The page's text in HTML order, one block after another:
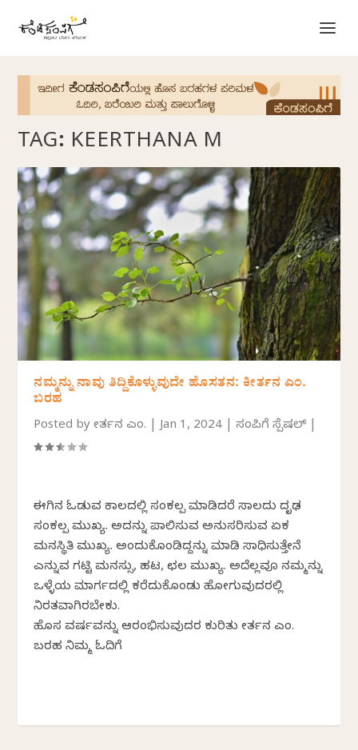
TAG: KEERTHANA M
ನಮ್ಮನ್ನು ನಾವು ತಿದ್ದಿಕೊಳ್ಳುವುದೇ ಹೊಸತನ: ಕೀರ್ತನ ಎಂ.
ಬರಹ
Posted byಕೀರ್ತನ ಎಂ. |Jan 1, 2024 |ಸಂಪಿಗೆ ಸ್ಪೆಷಲ್|
ಈಗಿನ ಓಡುವ ಕಾಲದಲ್ಲಿ ಸಂಕಲ್ಪ ಮಾಡಿದರೆ ಸಾಲದು ದೃಢ
ಸಂಕಲ್ಪ ಮುಖ್ಯ. ಅದನ್ನು ಪಾಲಿಸುವ ಅನುಸರಿಸುವ ಏಕ
ಮನಸ್ಥಿತಿ ಮುಖ್ಯ. ಅಂದುಕೊಂಡಿದ್ದನ್ನು ಮಾಡಿ ಸಾಧಿಸುತ್ತೇನೆ
ಎನ್ನುವ ಗಟ್ಟಿ ಮನಸ್ಸು, ಹಟ, ಛಲ ಮುಖ್ಯ. ಅದೆಲ್ಲವೂ ನಮ್ಮನ್ನು
ಒಳ್ಳೆಯ ಮಾರ್ಗದಲ್ಲಿ ಕರೆದುಕೊಂಡು ಹೋಗುವುದರಲ್ಲಿ
ನಿರತವಾಗಿರಬೇಕು.
ಹೊಸ ವರ್ಷವನ್ನು ಆರಂಭಿಸುವುದರ ಕುರಿತು ಕೀರ್ತನ ಎಂ.
ಬರಹ ನಿಮ್ಮ ಓದಿಗೆ